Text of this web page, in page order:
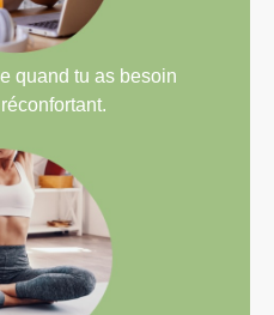
quand tu as besoin